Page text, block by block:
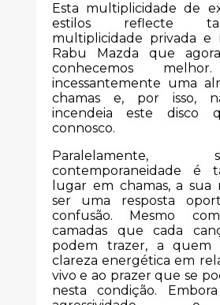
Esta multiplicidade de
estilos reflecte
multiplicidade privada e
Rabu Mazda que
conhecemos
incessantemente uma
chamas e, por isso,
incendeia este disco
connosco.
contemporaneidade é
lugar em chamas, a sua
ser uma resposta
confusão. Mesmo
camadas que cada
podem trazer, a quem
clareza energética em
vivo e ao prazer que se
nesta condição.